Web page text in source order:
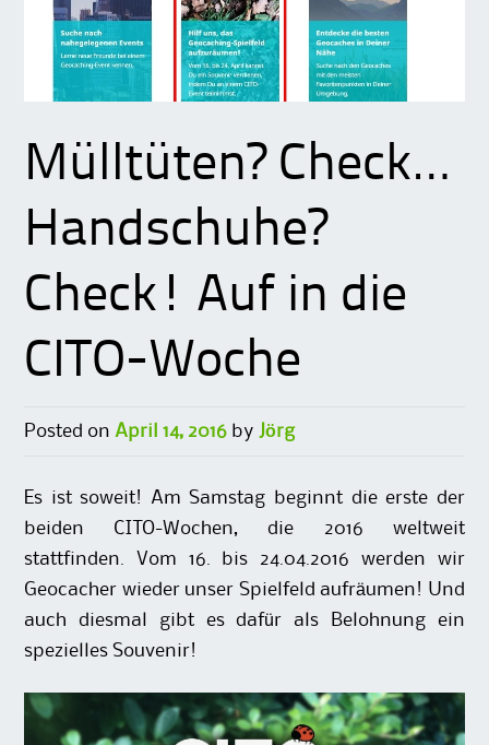
Mülltüten? Check…
Handschuhe?
Check! Auf in die
CITO-Woche
Posted on April 14, 2016 by Jörg
Es ist soweit! Am Samstag beginnt die erste der
beiden CITO-Wochen, die 2016 weltweit
stattfinden. Vom 16. bis 24.04.2016 werden wir
Geocacher wieder unser Spielfeld aufräumen! Und
auch diesmal gibt es dafür als Belohnung ein
spezielles Souvenir!